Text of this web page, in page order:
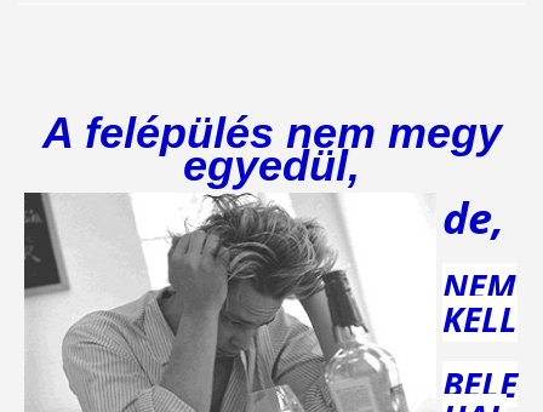
A felépülés nem megy
egyedül,
de,
NEM
KELL
BELE